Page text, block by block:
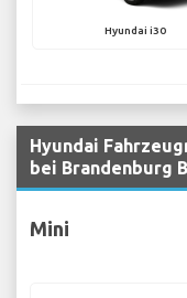
Hyundai i30
Hyundai
bei Brandenburg
Mini